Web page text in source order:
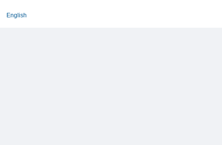
English